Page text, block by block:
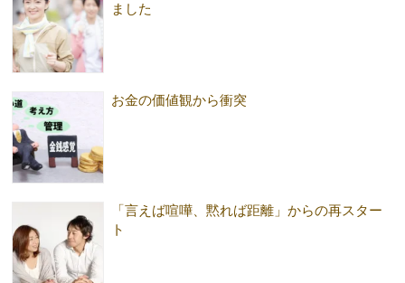
ました
お金の価値観から衝突
「言えば喧嘩、黙れば距離」からの再スター
ト